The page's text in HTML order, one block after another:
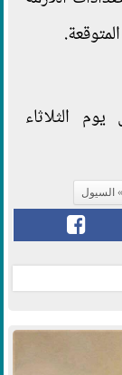
الثلاثاء
السيول